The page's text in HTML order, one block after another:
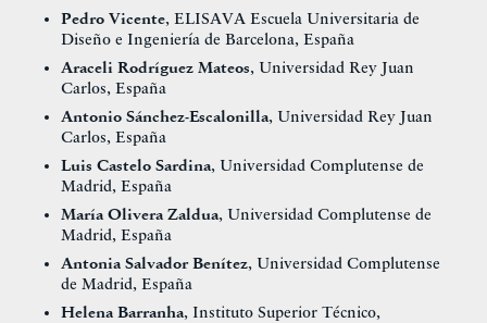
Pedro Vicente, ELISAVA Escuela Universitaria de
Diseño e Ingeniería de Barcelona, España
Araceli Rodríguez Mateos, Universidad Rey Juan
Carlos, España
Antonio Sánchez-Escalonilla, Universidad Rey Juan
Carlos, España
Luis Castelo Sardina, Universidad Complutense de
Madrid, España
María Olivera Zaldua, Universidad Complutense de
Madrid, España
Antonia Salvador Benítez, Universidad Complutense
de Madrid, España
Helena Barranha, Instituto Superior Técnico,